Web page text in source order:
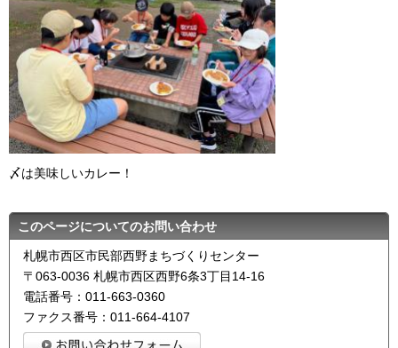
〆は美味しいカレー！
このページについてのお問い合わせ
札幌市西区市民部西野まちづくりセンター
〒063-0036 札幌市西区西野6条3丁目14-16
電話番号：011-663-0360
ファクス番号：011-664-4107